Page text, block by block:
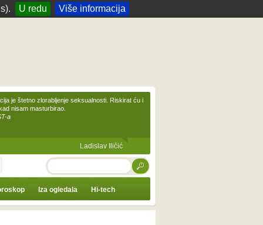
U redu Više informacija
je štetno zlorabljenje seksualnosti. Riskirat ću i
nisam masturbirao.
a
Ladislav Iličić
TRAŽI
Iza ogledala Hi-tech